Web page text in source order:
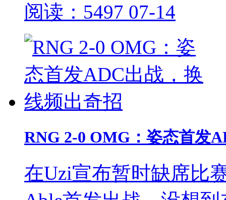
阅读：5497 07-14
RNG 2-0 OMG：姿态首发
在Uzi宣布暂时缺席比